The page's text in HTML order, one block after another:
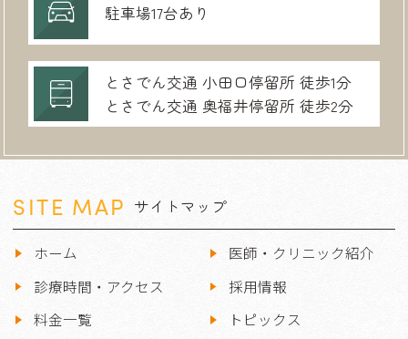
駐車場17台あり
とさでん交通 小田口停留所 徒歩1分
とさでん交通 奥福井停留所 徒歩2分
SITE MAP サイトマップ
ホーム
医師・クリニック紹介
診療時間・アクセス
採用情報
料金一覧
トピックス